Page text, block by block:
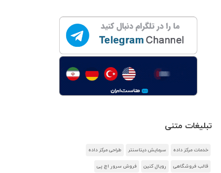
تبلیغات متنی
خدمات مرکز داده سرمایش دیتاسنتر طراحی مرکز داده
قالب فروشگاهی رویال کنین فروش سرور اچ پی